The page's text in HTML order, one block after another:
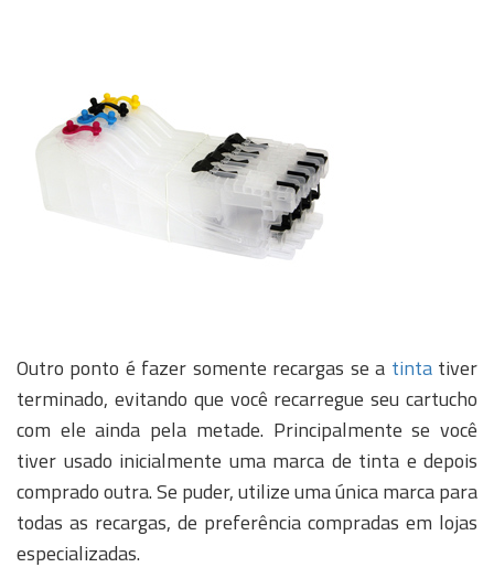
Outro ponto é fazer somente recargas se a tintativer
terminado, evitando que você recarregue seu cartucho
com ele ainda pela metade. Principalmente se você
tiver usado inicialmente uma marca de tinta e depois
comprado outra. Se puder, utilize uma única marca para
todas as recargas, de preferência compradas em lojas
especializadas.